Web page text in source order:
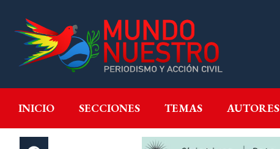
INICIO SECCIONES TEMAS AUTORES
INICIO SECCIONES